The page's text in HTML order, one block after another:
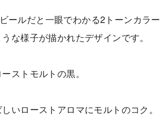
ールだと一眼でわかる2トーンカラー
な様子が描かれたデザインです。
ストモルトの黒。
いローストアロマにモルトのコク。